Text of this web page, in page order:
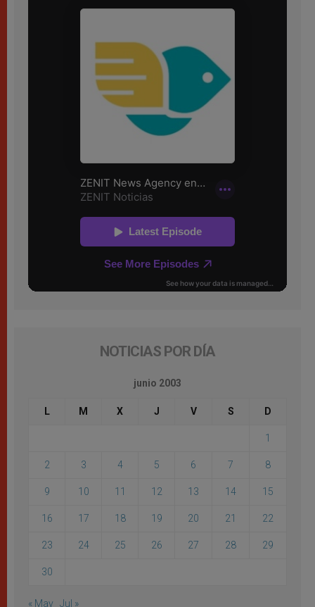
NOTICIAS POR DÍA
junio 2003
L M X J V S D
1
2 3 4 5 6 7 8
9 10 11 12 13 14 15
16 17 18 19 20 21 22
23 24 25 26 27 28 29
30
« May Jul »